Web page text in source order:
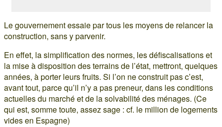
Le gouvernement essaie par tous les moyens de relancer la
construction, sans y parvenir.
En effet, la simplification des normes, les défiscalisations et
la mise à disposition des terrains de l’état, mettront, quelques
années, à porter leurs fruits. Si l’on ne construit pas c’est,
avant tout, parce qu’il n’y a pas preneur, dans les conditions
actuelles du marché et de la solvabilité des ménages. (Ce
qui est, somme toute, assez sage : cf. le million de logements
vides en Espagne)